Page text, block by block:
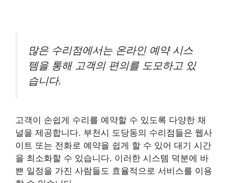
많은 수리점에서는 온라인 예약 시스
템을 통해 고객의 편의를 도모하고 있
습니다.
고객이 손쉽게 수리를 예약할 수 있도록 다양한 채
널을 제공합니다. 부천시 도당동의 수리점들은 웹사
이트 또는 전화로 예약을 쉽게 할 수 있어 대기 시간
을 최소화할 수 있습니다. 이러한 시스템 덕분에 바
쁜 일정을 가진 사람들도 효율적으로 서비스를 이용